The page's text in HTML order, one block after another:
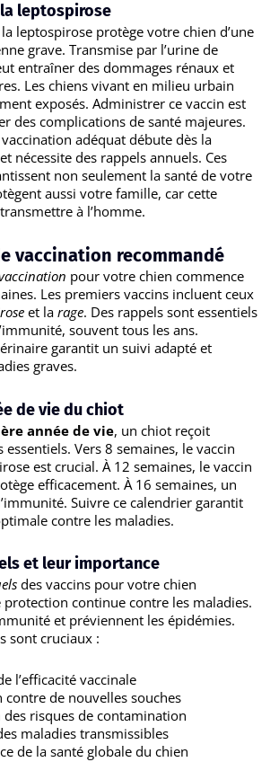
leptospirose
leptospirose protège votre chien d’une
grave. Transmise par l’urine de
entraîner des dommages rénaux et
Les chiens vivant en milieu urbain
exposés. Administrer ce vaccin est
des complications de santé majeures.
adéquat débute dès la
nécessite des rappels annuels. Ces
non seulement la santé de votre
aussi votre famille, car cette
à l’homme.
vaccination recommandé
pour votre chien commence
Les premiers vaccins incluent ceux
et la rage. Des rappels sont essentiels
souvent tous les ans.
garantit un suivi adapté et
graves.
de vie du chiot
année de vie, un chiot reçoit
essentiels. Vers 8 semaines, le vaccin
est crucial. À 12 semaines, le vaccin
efficacement. À 16 semaines, un
Suivre ce calendrier garantit
contre les maladies.
et leur importance
des vaccins pour votre chien
protection continue contre les maladies.
et préviennent les épidémies.
sont cruciaux :
l’efficacité vaccinale
contre de nouvelles souches
des risques de contamination
maladies transmissibles
de la santé globale du chien